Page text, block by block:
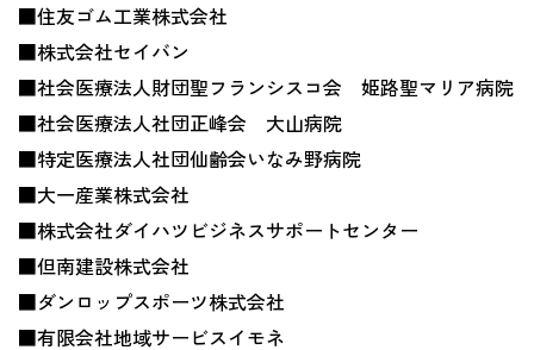
■住友ゴム工業株式会社
■株式会社セイバン
■社会医療法人財団聖フランシスコ会 姫路聖マリア病院
■社会医療法人社団正峰会 大山病院
■特定医療法人社団仙齢会いなみ野病院
■大一産業株式会社
■株式会社ダイハツビジネスサポートセンター
■但南建設株式会社
■ダンロップスポーツ株式会社
■有限会社地域サービスイモネ